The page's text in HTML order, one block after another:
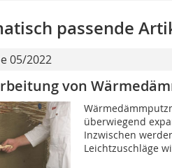
passende
05/2022
von
überwiegend
Inzwischen
Leichtzuschläge